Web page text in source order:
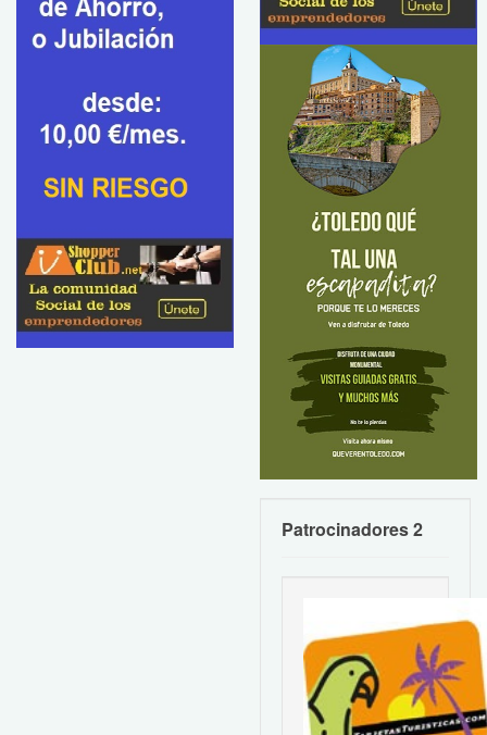
Patrocinadores 2